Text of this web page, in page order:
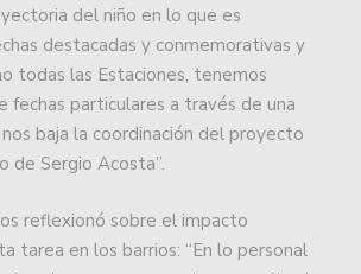
del niño en lo que es
destacadas y conmemorativas y
todas las Estaciones, tenemos
fechas particulares a través de una
baja la coordinación del proyecto
de Sergio Acosta”.
reflexionó sobre el impacto
tarea en los barrios: “En lo personal